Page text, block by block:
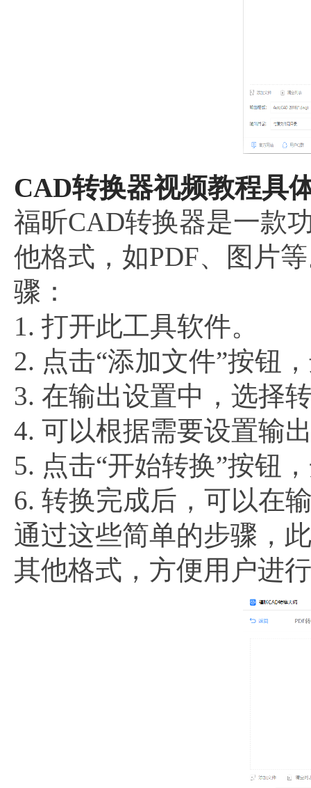
CAD转换器视频教程具
福昕CAD转换器是一款
他格式，如PDF、图片
骤：
1. 打开此工具软件。
2. 点击“添加文件”按钮
3. 在输出设置中，选择
4. 可以根据需要设置输
5. 点击“开始转换”按钮
6. 转换完成后，可以在
通过这些简单的步骤，
其他格式，方便用户进